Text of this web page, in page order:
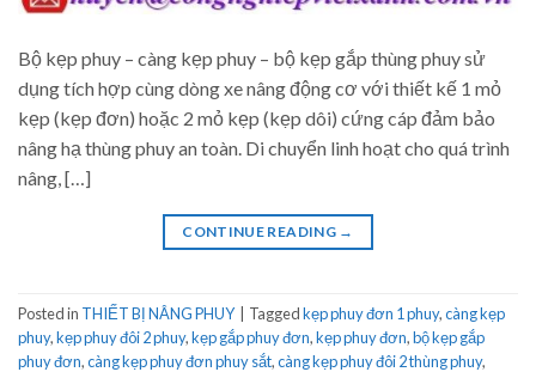
Bộ kẹp phuy – càng kẹp phuy – bộ kẹp gắp thùng phuy sử
dụng tích hợp cùng dòng xe nâng động cơ với thiết kế 1 mỏ
kẹp (kẹp đơn) hoặc 2 mỏ kẹp (kẹp dôi) cứng cáp đảm bảo
nâng hạ thùng phuy an toàn. Di chuyển linh hoạt cho quá trình
nâng, […]
CONTINUE READING →
Posted in THIẾT BỊ NÂNG PHUY Taggedkẹp phuy đơn 1 phuy,càng kẹp
phuy,kẹp phuy đôi 2 phuy,kẹp gắp phuy đơn,kẹp phuy đơn,bộ kẹp gắp
phuy đơn,càng kẹp phuy đơn phuy sắt,càng kẹp phuy đôi 2 thùng phuy,